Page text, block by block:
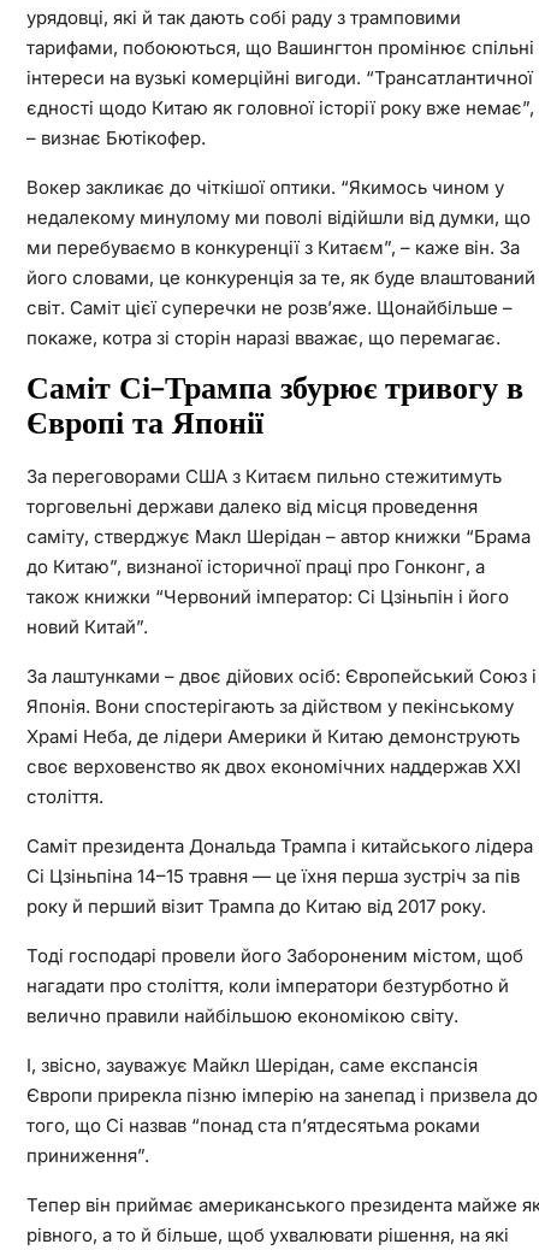
урядовці, які й так дають собі раду з трамповими
тарифами, побоюються, що Вашингтон промінює спільні
інтереси на вузькі комерційні вигоди. “Трансатлантичної
єдності щодо Китаю як головної історії року вже немає”,
– визнає Бютікофер.
Вокер закликає до чіткішої оптики. “Якимось чином у
недалекому минулому ми поволі відійшли від думки, що
ми перебуваємо в конкуренції з Китаєм”, – каже він. За
його словами, це конкуренція за те, як буде влаштований
світ. Саміт цієї суперечки не розв’яже. Щонайбільше –
покаже, котра зі сторін наразі вважає, що перемагає.
Саміт Сі–Трампа збурює тривогу в
Європі та Японії
За переговорами США з Китаєм пильно стежитимуть
торговельні держави далеко від місця проведення
саміту, стверджує Макл Шерідан – автор книжки “Брама
до Китаю”, визнаної історичної праці про Гонконг, а
також книжки “Червоний імператор: Сі Цзіньпін і його
новий Китай”.
За лаштунками – двоє дійових осіб: Європейський Союз і
Японія. Вони спостерігають за дійством у пекінському
Храмі Неба, де лідери Америки й Китаю демонструють
своє верховенство як двох економічних наддержав XXI
століття.
Саміт президента Дональда Трампа і китайського лідера
Сі Цзіньпіна 14–15 травня — це їхня перша зустріч за пів
року й перший візит Трампа до Китаю від 2017 року.
Тоді господарі провели його Забороненим містом, щоб
нагадати про століття, коли імператори безтурботно й
велично правили найбільшою економікою світу.
І, звісно, зауважує Майкл Шерідан, саме експансія
Європи прирекла пізню імперію на занепад і призвела до
того, що Сі назвав “понад ста п’ятдесятьма роками
приниження”.
Тепер він приймає американського президента майже
рівного, а то й більше, щоб ухвалювати рішення, на які